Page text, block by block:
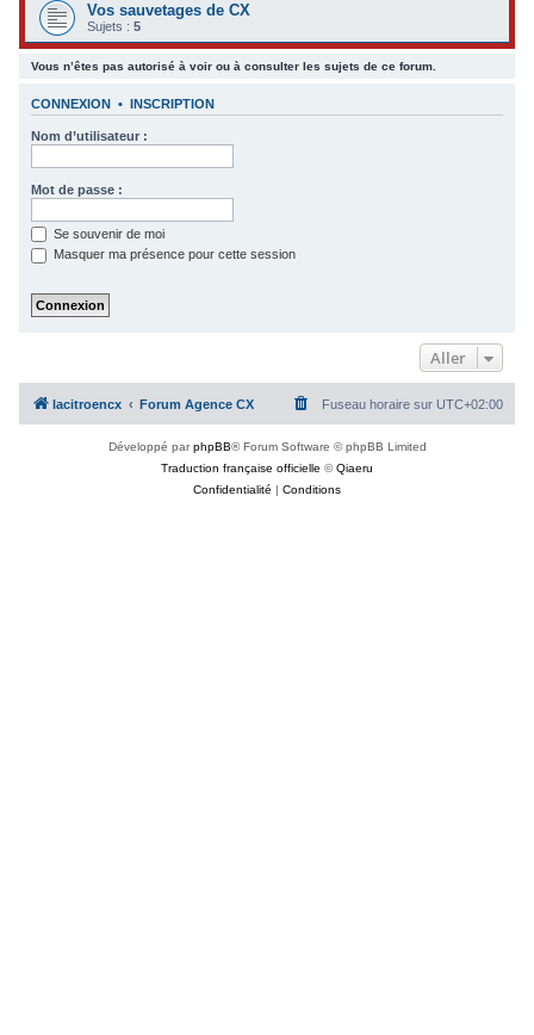
Vos sauvetages de CX
Sujets :5
Vous n’êtes pas autorisé à voir ou à consulter les sujets de ce forum.
CONNEXION • INSCRIPTION
Nom d’utilisateur :
Mot de passe :
Se souvenir de moi
Masquer ma présence pour cette session
Aller
lacitroencx Forum Agence CX Fuseau horaire sur UTC+02:00
Développé parphpBB® Forum Software © phpBB Limited
Traduction française officielle ©Qiaeru
Confidentialité | Conditions